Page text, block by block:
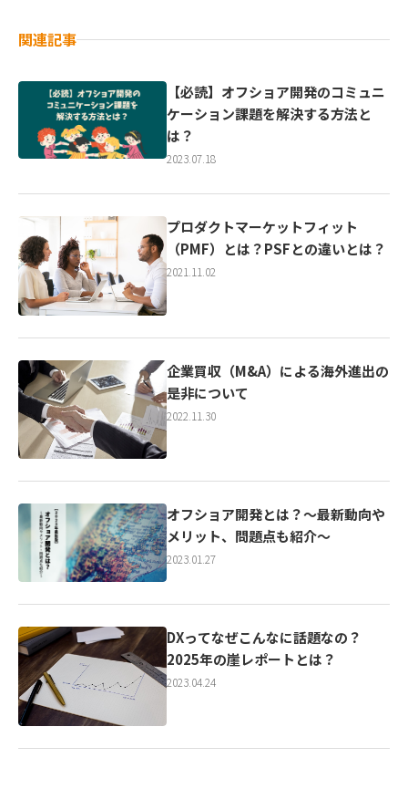
関連記事
【必読】オフショア開発のコミュニ
ケーション課題を解決する方法と
は？
2023.07.18
プロダクトマーケットフィット
（PMF）とは？PSFとの違いとは？
2021.11.02
企業買収（M&A）による海外進出の
是非について
2022.11.30
オフショア開発とは？～最新動向や
メリット、問題点も紹介～
2023.01.27
DXってなぜこんなに話題なの？
2025年の崖レポートとは？
2023.04.24